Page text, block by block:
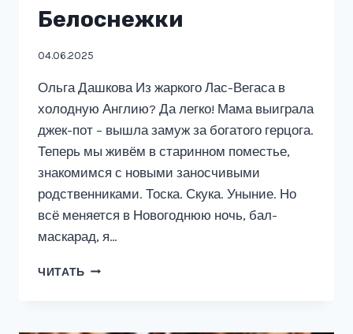
Белоснежки
04.06.2025
Ольга Дашкова Из жаркого Лас-Вегаса в
холодную Англию? Да легко! Мама выиграла
джек-пот – вышла замуж за богатого герцога.
Теперь мы живём в старинном поместье,
знакомимся с новыми заносчивыми
родственниками. Тоска. Скука. Уныние. Но
всё меняется в Новогоднюю ночь, бал-
маскарад, я…
ЧИТАТЬ ОРЕШКИ